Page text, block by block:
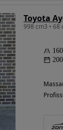
Toyota
998 cm3 • 68